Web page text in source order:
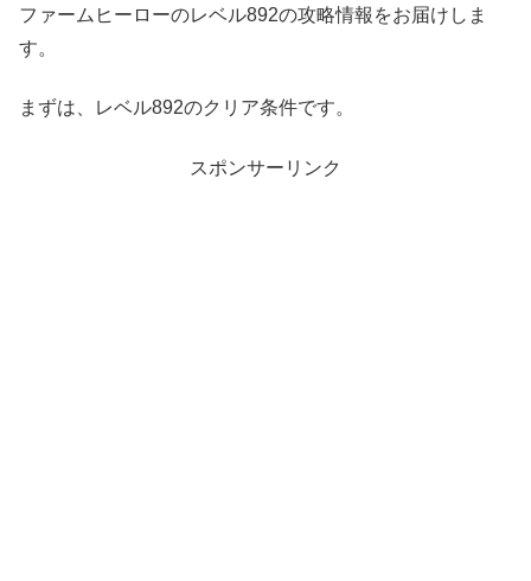
ファームヒーローのレベル892の攻略情報をお届けしま
す。
まずは、レベル892のクリア条件です。
スポンサーリンク